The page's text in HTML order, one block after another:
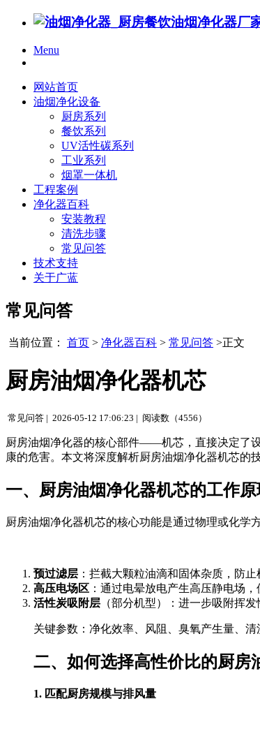
Menu
网站首页
油烟净化设备
厨房系列
餐饮系列
UV活性碳系列
工业系列
烟罩一体机
工程案例
净化器百科
安装教程
清洗步骤
常见问答
技术支持
关于广蓝
常见问答
当前位置： 首页 > 净化器百科 > 常见问答 >正文
厨房油烟净化器机芯
常见问答 | 2026-05-12 17:06:23 | 阅读数（4556）
厨房油烟净化器的核心部件——机芯，直接决定了
康的危害。本文将深度解析厨房油烟净化器机芯的
一、厨房油烟净化器机芯的工作原
厨房油烟净化器机芯的核心功能是通过物理或化学
预过滤层 ：拦截大颗粒油滴和固体杂质，防止
高压电场区 ：通过电晕放电产生高压静电场
活性炭吸附层 （部分机型）：进一步吸附挥
关键参数：净化效率、风阻、臭氧产生量、
二、如何选择高性价比的厨房
1. 匹配厨房规模与排风量